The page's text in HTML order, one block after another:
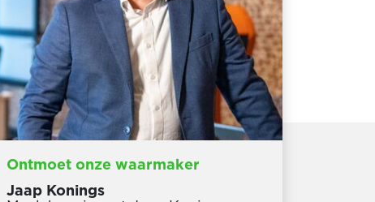
Ontmoet onze waarmaker
Jaap Konings